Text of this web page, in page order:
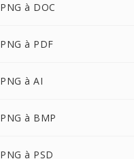
PNG à DOC
PNG à PDF
PNG à AI
PNG à BMP
PNG à PSD